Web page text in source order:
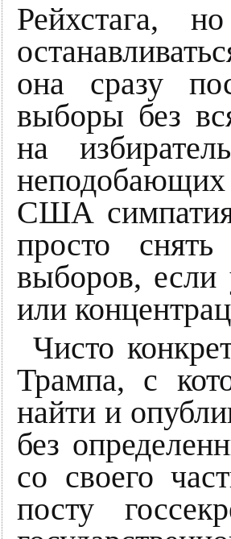
Рейхстага,
она сразу
выборы без
на
США
просто
выборов, если
или
Чисто
Трампа, с
найти и
без
со своего
посту